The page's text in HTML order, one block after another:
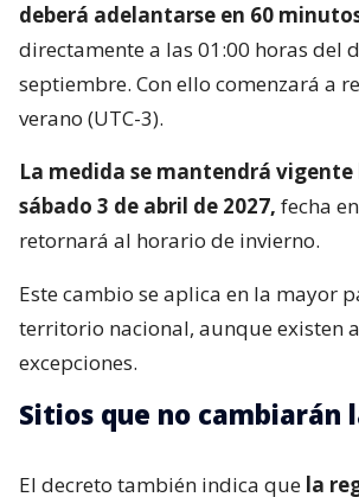
deberá adelantarse en 60
directamente a las 01:00 horas del
septiembre. Con ello comenzará a
verano (UTC-3).
La medida se mantendrá vigente
sábado 3 de abril de 2027, fecha
retornará al horario de invierno.
Este cambio se aplica en la mayor
territorio nacional, aunque existen
excepciones.
Sitios que no cambiarán
El decreto también indica que la